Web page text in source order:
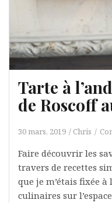
Tarte à
de Roscoff
30 mars, 2019 Chris
Faire découvrir les
travers de recettes
que je m’étais fixée
culinaires sur